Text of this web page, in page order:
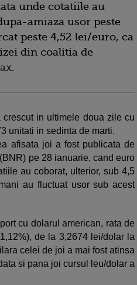
unde cotatiile au
amiaza usor peste
peste 4,52 lei/euro, ca
din coalitia de
.
in ultimele doua zile cu
unitati in sedinta de marti.
afisata joi a fost publicata de
pe 28 ianuarie, cand euro
au coborat, ulterior, sub 4,5
au fluctuat usor sub acest
cu dolarul american, rata de
de la 3,2674 lei/dolar la
celei de joi a mai fost atinsa
si pana joi cursul leu/dolar a